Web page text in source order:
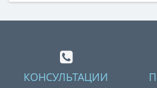
КОНСУЛЬТАЦИИ